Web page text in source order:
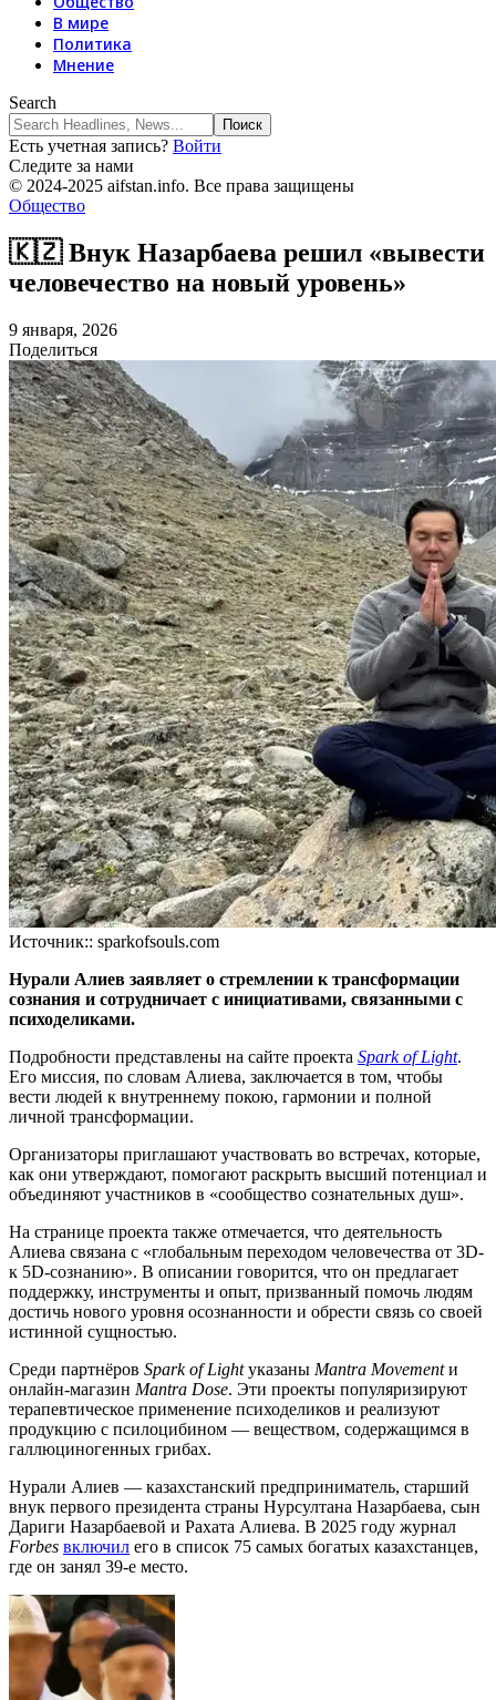
В мире
Политика
Мнение
Search
Есть учетная запись? Войти
Следите за нами
© 2024-2025 aifstan.info. Все права защищены
Общество
🇰🇿 Внук Назарбаева решил «вывести
человечество на новый уровень»
9 января, 2026
Поделиться
Источник:: sparkofsouls.com
Нурали Алиев заявляет о стремлении к трансформации
сознания и сотрудничает с инициативами, связанными с
психоделиками.
Подробности представлены на сайте проекта Spark of Light.
Его миссия, по словам Алиева, заключается в том, чтобы
вести людей к внутреннему покою, гармонии и полной
личной трансформации.
Организаторы приглашают участвовать во встречах, которые,
как они утверждают, помогают раскрыть высший потенциал и
объединяют участников в «сообщество сознательных душ».
На странице проекта также отмечается, что деятельность
Алиева связана с «глобальным переходом человечества от 3D-
к 5D-сознанию». В описании говорится, что он предлагает
поддержку, инструменты и опыт, призванный помочь людям
достичь нового уровня осознанности и обрести связь со своей
истинной сущностью.
Среди партнёров Spark of Lightуказаны Mantra Movementи
онлайн-магазин Mantra Dose. Эти проекты популяризируют
терапевтическое применение психоделиков и реализуют
продукцию с псилоцибином — веществом, содержащимся в
галлюциногенных грибах.
Нурали Алиев — казахстанский предприниматель, старший
внук первого президента страны Нурсултана Назарбаева, сын
Дариги Назарбаевой и Рахата Алиева. В 2025 году журнал
Forbes включил его в список 75 самых богатых казахстанцев,
где он занял 39-е место.